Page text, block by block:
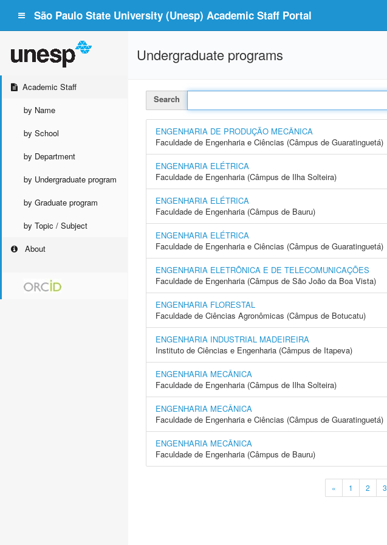
São Paulo State University (Unesp) Academic Staff Portal
Academic Staff
by Name
by School
by Department
by Undergraduate program
by Graduate program
by Topic / Subject
About
Undergraduate programs
Search
ENGENHARIA DE PRODUÇÃO MECÂNICA
Faculdade de Engenharia e Ciências (Câmpus de Guaratinguetá)
ENGENHARIA ELÉTRICA
Faculdade de Engenharia (Câmpus de Ilha Solteira)
ENGENHARIA ELÉTRICA
Faculdade de Engenharia (Câmpus de Bauru)
ENGENHARIA ELÉTRICA
Faculdade de Engenharia e Ciências (Câmpus de Guaratinguetá)
ENGENHARIA ELETRÔNICA E DE TELECOMUNICAÇÕES
Faculdade de Engenharia (Câmpus de São João da Boa Vista)
ENGENHARIA FLORESTAL
Faculdade de Ciências Agronômicas (Câmpus de Botucatu)
ENGENHARIA INDUSTRIAL MADEIREIRA
Instituto de Ciências e Engenharia (Câmpus de Itapeva)
ENGENHARIA MECÂNICA
Faculdade de Engenharia (Câmpus de Ilha Solteira)
ENGENHARIA MECÂNICA
Faculdade de Engenharia e Ciências (Câmpus de Guaratinguetá)
ENGENHARIA MECÂNICA
Faculdade de Engenharia (Câmpus de Bauru)
« 1 2 3